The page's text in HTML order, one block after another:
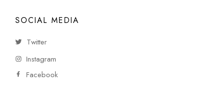
SOCIAL MEDIA
Twitter
Instagram
Facebook